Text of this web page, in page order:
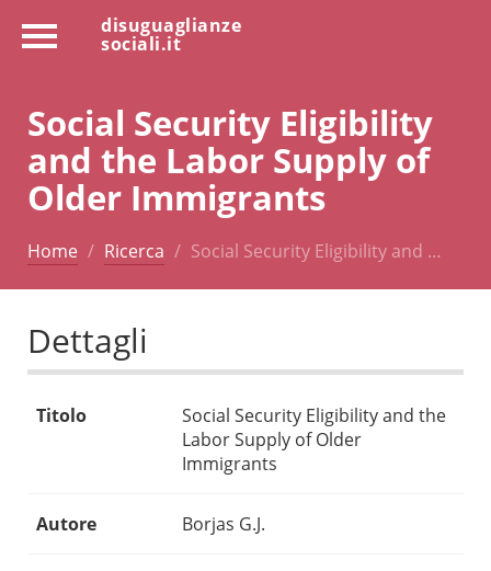
disuguaglianze
sociali.it
Social Security Eligibility
and the Labor Supply of
Older Immigrants
Home Ricerca Social Security Eligibility and …
Dettagli
Titolo
Social Security Eligibility and the
Labor Supply of Older
Immigrants
Autore Borjas G.J.